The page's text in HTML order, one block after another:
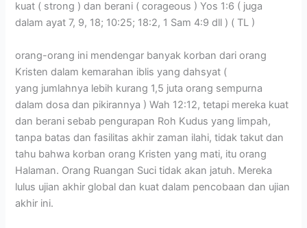
kuat ( strong ) dan berani ( corageous ) Yos 1:6 ( juga
dalam ayat 7, 9, 18; 10:25; 18:2, 1 Sam 4:9 dll ) ( TL )
orang-orang ini mendengar banyak korban dari orang
Kristen dalam kemarahan iblis yang dahsyat (
yang jumlahnya lebih kurang 1,5 juta orang sempurna
dalam dosa dan pikirannya ) Wah 12:12, tetapi mereka kuat
dan berani sebab pengurapan Roh Kudus yang limpah,
tanpa batas dan fasilitas akhir zaman ilahi, tidak takut dan
tahu bahwa korban orang Kristen yang mati, itu orang
Halaman. Orang Ruangan Suci tidak akan jatuh. Mereka
lulus ujian akhir global dan kuat dalam pencobaan dan ujian
akhir ini.